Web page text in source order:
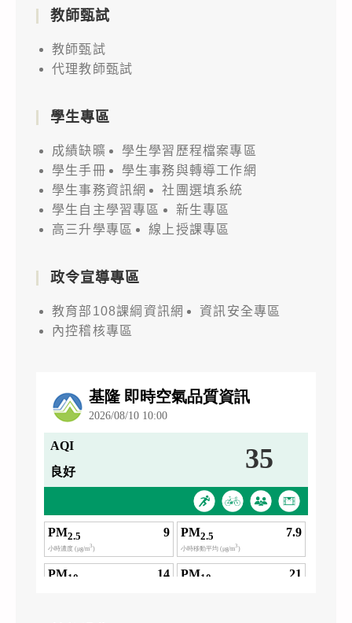
教師甄試
教師甄試
代理教師甄試
學生專區
成績缺曠
學生學習歷程檔案專區
學生手冊
學生事務與轉導工作網
學生事務資訊網
社團選填系統
學生自主學習專區
新生專區
高三升學專區
線上授課專區
政令宣導專區
教育部108課綱資訊網
資訊安全專區
內控稽核專區